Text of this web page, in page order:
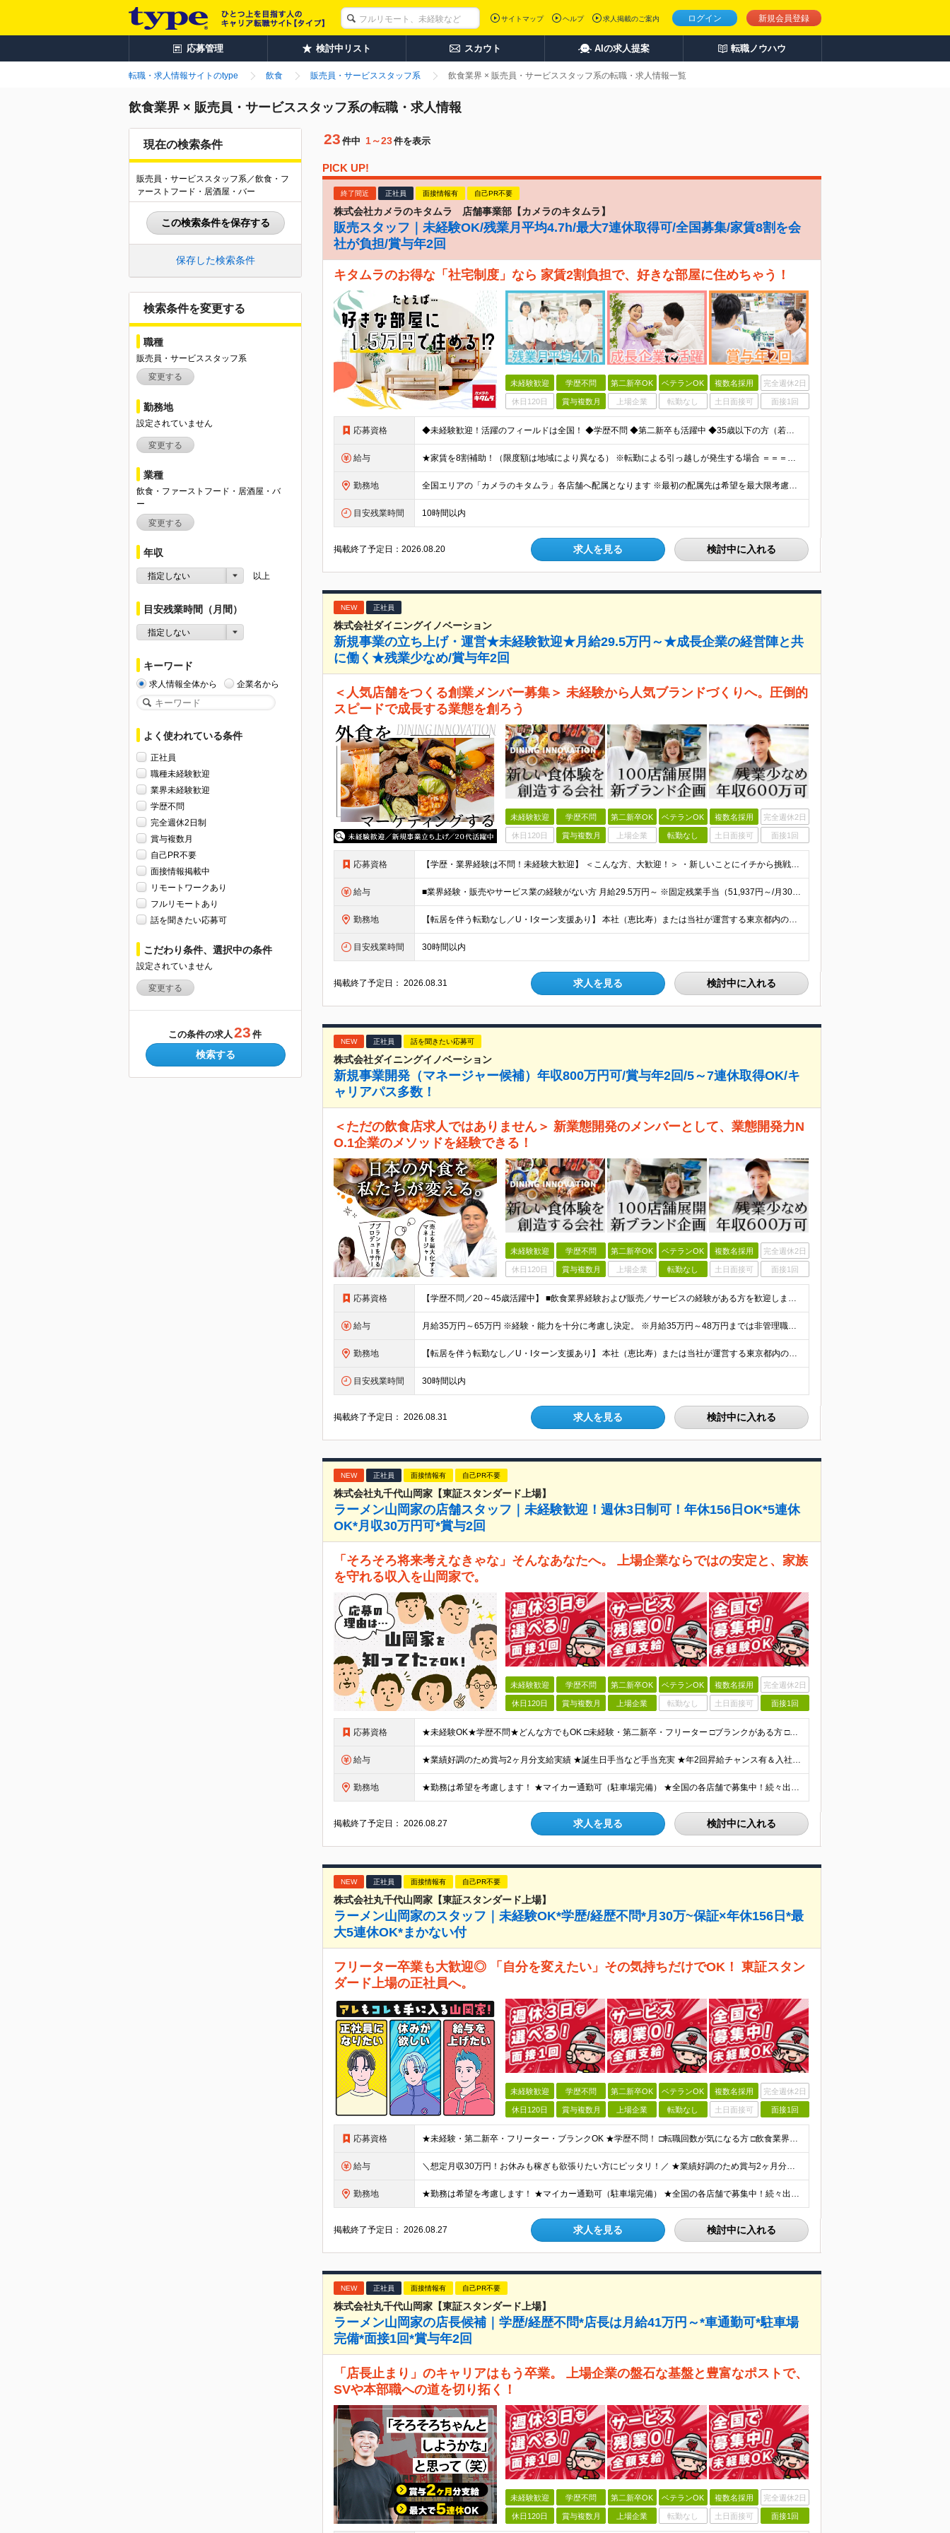
ログイン 新規会員登録
サイトマップ ヘルプ 求人掲載のご案内
応募管理 検討中リスト スカウト AIの求人提案 転職ノウハウ
転職・求人情報サイトのtype 飲食 販売員・サービススタッフ系 飲食業界 × 販売員・サービススタッフ系の転職・求人情報一覧
飲食業界 × 販売員・サービススタッフ系の転職・求人情報
現在の検索条件
販売員・サービススタッフ系／飲食・フ
ァーストフード・居酒屋・バー
この検索条件を保存する
保存した検索条件
検索条件を変更する
職種
販売員・サービススタッフ系
変更する
勤務地
設定されていません
変更する
業種
飲食・ファーストフード・居酒屋・バ
ー
変更する
年収
指定しない 以上
目安残業時間（月間）
指定しない
キーワード
求人情報全体から 企業名から
よく使われている条件
正社員
職種未経験歓迎
業界未経験歓迎
学歴不問
完全週休2日制
賞与複数月
自己PR不要
面接情報掲載中
リモートワークあり
フルリモートあり
話を聞きたい応募可
こだわり条件、選択中の条件
設定されていません
変更する
この条件の求人 23 件
検索する
23 件中 1～23件を表示
PICK UP!
終了間近 正社員 面接情報有 自己PR不要
株式会社カメラのキタムラ 店舗事業部【カメラのキタムラ】
販売スタッフ｜未経験OK/残業月平均4.7h/最大7連休取得可/全国募集/家賃8割を会
社が負担/賞与年2回
キタムラのお得な「社宅制度」なら 家賃2割負担で、好きな部屋に住めちゃう！
未経験歓迎 学歴不問 第二新卒OK ベテランOK 複数名採用 完全週休2日
休日120日 賞与複数月 上場企業 転勤なし 土日面接可 面接1回
応募資格 ◆未経験歓迎！活躍のフィールドは全国！ ◆学歴不問 ◆第二新卒も活躍中 ◆35歳以下の方（若年層の長期キャリア形成を図るため）
給与 ★家賃を8割補助！（限度額は地域により異なる） ※転勤による引っ越しが発生する場合 ＝＝＝＝＝＝＝＝＝＝＝＝＝＝＝＝＝＝＝＝＝＝＝ 例えば、家賃7.5万円なら6万円は会社で負担。 あなたが支払うのは、
勤務地 全国エリアの「カメラのキタムラ」各店舗へ配属となります ※最初の配属先は希望を最大限考慮した上で決定します ▼詳しい勤務地住所は下記URLをご確認ください。 https://sss.kitamur
目安残業時間 10時間以内
掲載終了予定日：2026.08.20 求人を見る 検討中に入れる
NEW 正社員
株式会社ダイニングイノベーション
新規事業の立ち上げ・運営★未経験歓迎★月給29.5万円～★成長企業の経営陣と共
に働く★残業少なめ/賞与年2回
＜人気店舗をつくる創業メンバー募集＞ 未経験から人気ブランドづくりへ。圧倒的
スピードで成長する業態を創ろう
未経験歓迎 学歴不問 第二新卒OK ベテランOK 複数名採用 完全週休2日
休日120日 賞与複数月 上場企業 転勤なし 土日面接可 面接1回
応募資格 【学歴・業界経験は不問！未経験大歓迎】 ＜こんな方、大歓迎！＞ ・新しいことにイチから挑戦し、ワクワクする熱量を味わいたい方 ・毎日同じことの繰り返しから抜け出したい方 ・新しいブランドづくりに興味
給与 ■業界経験・販売やサービス業の経験がない方 月給29.5万円～ ※固定残業手当（51,937円～/月30時間分）、固定深夜割増手当（3,463円～月10時間分） ■外食業界で店長・副店長等の経験をお
勤務地 【転居を伴う転勤なし／U・Iターン支援あり】 本社（恵比寿）または当社が運営する東京都内の直営店舗での勤務 ※配属先は経験・希望・プロジェクト内容を踏まえて決定します。 ★社宅・引越支援制度あり（
目安残業時間 30時間以内
掲載終了予定日：2026.08.31 求人を見る 検討中に入れる
NEW 正社員 話を聞きたい応募可
株式会社ダイニングイノベーション
新規事業開発（マネージャー候補）年収800万円可/賞与年2回/5～7連休取得OK/キ
ャリアパス多数！
＜ただの飲食店求人ではありません＞ 新業態開発のメンバーとして、業態開発力N
O.1企業のメソッドを経験できる！
未経験歓迎 学歴不問 第二新卒OK ベテランOK 複数名採用 完全週休2日
休日120日 賞与複数月 上場企業 転勤なし 土日面接可 面接1回
応募資格 【学歴不問／20～45歳活躍中】 ■飲食業界経験および販売／サービスの経験がある方を歓迎します 例えば「もっとこうすれば売れるのに」というアイデアを形にしたい方、経営陣に近いポジションでビジネスを
給与 月給35万円～65万円 ※経験・能力を十分に考慮し決定。 ※月給35万円～48万円までは非管理職となりますので、 上記月給には、月30時間分の固定残業代（61,620円～84,508円）および月10
勤務地 【転居を伴う転勤なし／U・Iターン支援あり】 本社（恵比寿）または当社が運営する東京都内の直営店舗での勤務 ※配属先は経験・希望・プロジェクト内容を踏まえて決定します。 ★社宅・引越支援制度あり（
目安残業時間 30時間以内
掲載終了予定日：2026.08.31 求人を見る 検討中に入れる
NEW 正社員 面接情報有 自己PR不要
株式会社丸千代山岡家【東証スタンダード上場】
ラーメン山岡家の店舗スタッフ｜未経験歓迎！週休3日制可！年休156日OK*5連休
OK*月収30万円可*賞与2回
「そろそろ将来考えなきゃな」そんなあなたへ。 上場企業ならではの安定と、家族
を守れる収入を山岡家で。
未経験歓迎 学歴不問 第二新卒OK ベテランOK 複数名採用 完全週休2日
休日120日 賞与複数月 上場企業 転勤なし 土日面接可 面接1回
応募資格 ★未経験OK★学歴不問★どんな方でもOK □未経験・第二新卒・フリーター □ブランクがある方 □転職回数が気になる方 □飲食業界にチャレンジしたい方 「やってみたい」という気持ちがあれば、皆さん大
給与 ★業績好調のため賞与2ヶ月分支給実績 ★誕生日手当など手当充実 ★年2回昇給チャンス有＆入社1年で店長昇格可 ★残業代全額支給（1分単位で支給） 【週休3日制の場合】 月給25万8,960円以上（固
勤務地 ★勤務は希望を考慮します！ ★マイカー通勤可（駐車場完備） ★全国の各店舗で募集中！続々出店予定！ ～国内300店舗、47都道府県への展開を目標に出店中！～ ▼積極採用地域▼ ・中部（富山、石川、
掲載終了予定日：2026.08.27 求人を見る 検討中に入れる
NEW 正社員 面接情報有 自己PR不要
株式会社丸千代山岡家【東証スタンダード上場】
ラーメン山岡家のスタッフ｜未経験OK*学歴/経歴不問*月30万~保証×年休156日*最
大5連休OK*まかない付
フリーター卒業も大歓迎◎ 「自分を変えたい」その気持ちだけでOK！ 東証スタン
ダード上場の正社員へ。
未経験歓迎 学歴不問 第二新卒OK ベテランOK 複数名採用 完全週休2日
休日120日 賞与複数月 上場企業 転勤なし 土日面接可 面接1回
応募資格 ★未経験・第二新卒・フリーター・ブランクOK ★学歴不問！ □転職回数が気になる方 □飲食業界にチャレンジしたい方 「やってみたい」という気持ちがあれば、皆さん大歓迎です♪ ◎こんな方が活躍して
給与 ＼想定月収30万円！お休みも稼ぎも欲張りたい方にピッタリ！／ ★業績好調のため賞与2ヶ月分支給実績 ★誕生日手当など手当充実 ★年2回昇給チャンス有 ★残業代全額支給（1分単位で支給） 月給25万
勤務地 ★勤務は希望を考慮します！ ★マイカー通勤可（駐車場完備） ★全国の各店舗で募集中！続々出店予定！ ～国内300店舗、47都道府県への展開を目標に出店中！～ ▼積極採用地域▼ ・中部（富山、石川、
掲載終了予定日：2026.08.27 求人を見る 検討中に入れる
NEW 正社員 面接情報有 自己PR不要
株式会社丸千代山岡家【東証スタンダード上場】
ラーメン山岡家の店長候補｜学歴/経歴不問*店長は月給41万円～*車通勤可*駐車場
完備*面接1回*賞与年2回
「店長止まり」のキャリアはもう卒業。 上場企業の盤石な基盤と豊富なポストで、
SVや本部職への道を切り拓く！
未経験歓迎 学歴不問 第二新卒OK ベテランOK 複数名採用 完全週休2日
休日120日 賞与複数月 上場企業 転勤なし 土日面接可 面接1回